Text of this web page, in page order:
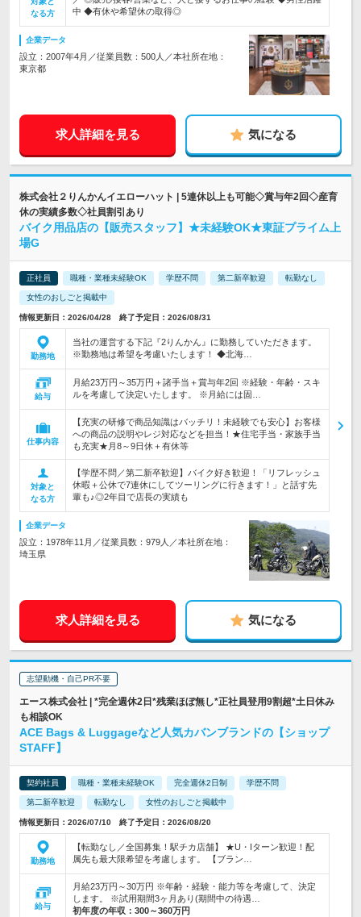
なる方
中 ◆有休や希望休の取得◎
企業データ
設立：2007年4月／従業員数：500人／本社所在地：
東京都
求人詳細を見る 気になる
株式会社２りんかんイエローハット | 5連休以上も可能◇賞与年2回◇産育
休の実績多数◇社員割引あり
バイク用品店の【販売スタッフ】★未経験OK★東証プライム上
場G
正社員 職種・業種未経験OK 学歴不問 第二新卒歓迎 転勤なし
女性のおしごと掲載中
情報更新日：2026/04/28 終了予定日：2026/08/31
勤務地
当社の運営する下記『2りんかん』に勤務していただきます。
※勤務地は希望を考慮いたします！ ◆北海…
給与
月給23万円～35万円＋諸手当＋賞与年2回 ※経験・年齢・スキ
ルを考慮して決定いたします。 ※月給には固…
仕事内容
【充実の研修で商品知識はバッチリ！未経験でも安心】お客様
への商品の説明やレジ対応などを担当！★住宅手当・家族手当
も充実★月8～9日休＋有休等
対象と
なる方
【学歴不問／第二新卒歓迎】バイク好き歓迎！「リフレッシュ
休暇＋公休で7連休にしてツーリングに行きます！」と話す先
輩も♪◎2年目で店長の実績も
企業データ
設立：1978年11月／従業員数：979人／本社所在地：
埼玉県
求人詳細を見る 気になる
志望動機・自己PR不要
エース株式会社 | *完全週休2日*残業ほぼ無し*正社員登用9割超*土日休み
も相談OK
ACE Bags & Luggageなど人気カバンブランドの【ショップ
STAFF】
契約社員 職種・業種未経験OK 完全週休2日制 学歴不問
第二新卒歓迎 転勤なし 女性のおしごと掲載中
情報更新日：2026/07/10 終了予定日：2026/08/20
勤務地
【転勤なし／全国募集！駅チカ店舗】 ★U・Iターン歓迎！配
属先も最大限希望を考慮します。 【ブラン…
給与
月給23万円～30万円 ※年齢・経験・能力等を考慮して、決定
します。 ※試用期間3ヶ月あり(期間中の待遇…
初年度の年収： 300～360万円